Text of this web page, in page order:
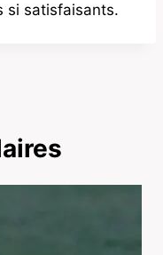
si satisfaisants.